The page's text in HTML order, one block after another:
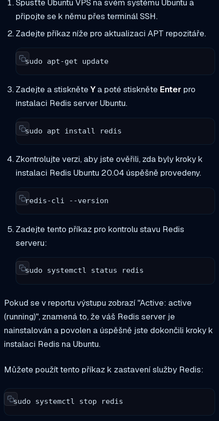
Spusťte Ubuntu VPS na svém systému Ubuntu a
připojte se k němu přes terminál SSH.
Zadejte příkaz níže pro aktualizaci APT repozitáře.
sudo apt-get update
Zadejte a stiskněte Ya poté stiskněte Enter pro
instalaci Redis server Ubuntu.
sudo apt install redis
Zkontrolujte verzi, aby jste ověřili, zda byly kroky k
instalaci Redis Ubuntu 20.04 úspěšně provedeny.
redis-cli --version
Zadejte tento příkaz pro kontrolu stavu Redis
serveru:
sudo systemctl status redis
Pokud se v reportu výstupu zobrazí "Active: active
(running)", znamená to, že váš Redis server je
nainstalován a povolen a úspěšně jste dokončili kroky k
instalaci Redis na Ubuntu.
Můžete použít tento příkaz k zastavení služby Redis:
sudo systemctl stop redis